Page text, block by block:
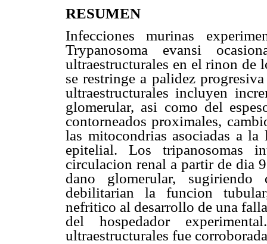
RESUMEN
Infecciones murinas
Trypanosoma evansi
ultraestructurales en el rinon de
se restringe a palidez
ultraestructurales incluyen
glomerular, asi como del
contorneados proximales,
las mitocondrias asociadas a
epitelial. Los tripanosomas
circulacion renal a partir de dia
dano glomerular, sugiriendo
debilitarian la funcion
nefritico al desarrollo de una
del hospedador
ultraestructurales fue